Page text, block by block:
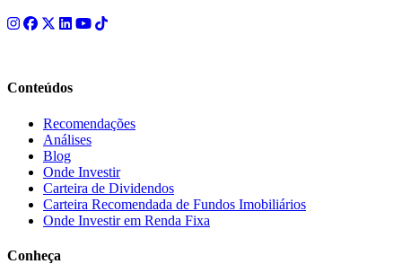
Conteúdos
Recomendações
Análises
Blog
Onde Investir
Carteira de Dividendos
Carteira Recomendada de Fundos Imobiliários
Onde Investir em Renda Fixa
Conheça